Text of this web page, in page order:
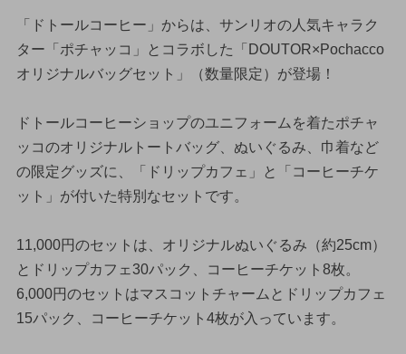
「ドトールコーヒー」からは、サンリオの人気キャラク
ター「ポチャッコ」とコラボした「DOUTOR×Pochacco
オリジナルバッグセット」（数量限定）が登場！
ドトールコーヒーショップのユニフォームを着たポチャ
ッコのオリジナルトートバッグ、ぬいぐるみ、巾着など
の限定グッズに、「ドリップカフェ」と「コーヒーチケ
ット」が付いた特別なセットです。
11,000円のセットは、オリジナルぬいぐるみ（約25cm）
とドリップカフェ30パック、コーヒーチケット8枚。
6,000円のセットはマスコットチャームとドリップカフェ
15パック、コーヒーチケット4枚が入っています。